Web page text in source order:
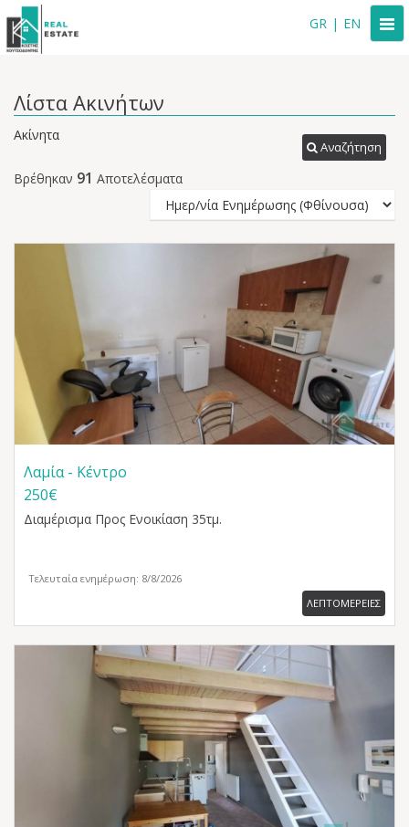
GR | EN
Λίστα Ακινήτων
Αναζήτηση
Ακίνητα
Βρέθηκαν 91 Αποτελέσματα
Λαμία - Κέντρο
250€
Διαμέρισμα Προς Ενοικίαση 35τμ.
Τελευταία ενημέρωση: 8/8/2026
ΛΕΠΤΟΜΕΡΕΙΕΣ